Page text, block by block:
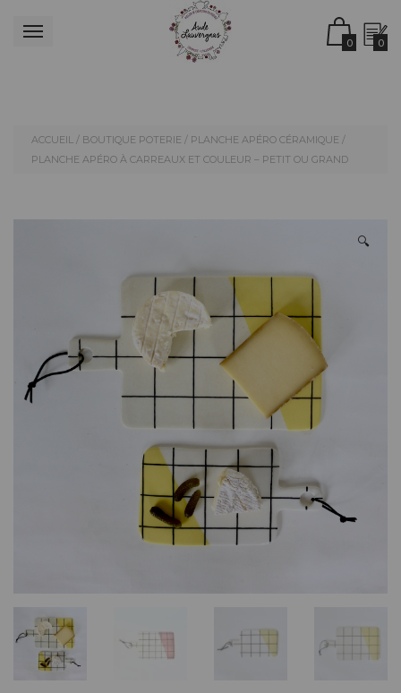
0 0
ACCUEIL / BOUTIQUE POTERIE / PLANCHE APÉRO CÉRAMIQUE /
PLANCHE APÉRO À CARREAUX ET COULEUR – PETIT OU GRAND
🔍